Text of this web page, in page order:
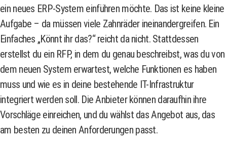
ein neues ERP-System einführen möchte. Das ist keine kleine
Aufgabe – da müssen viele Zahnräder ineinandergreifen. Ein
Einfaches „Könnt ihr das?“ reicht da nicht. Stattdessen
erstellst du ein RFP, in dem du genau beschreibst, was du von
dem neuen System erwartest, welche Funktionen es haben
muss und wie es in deine bestehende IT-Infrastruktur
integriert werden soll. Die Anbieter können daraufhin ihre
Vorschläge einreichen, und du wählst das Angebot aus, das
am besten zu deinen Anforderungen passt.